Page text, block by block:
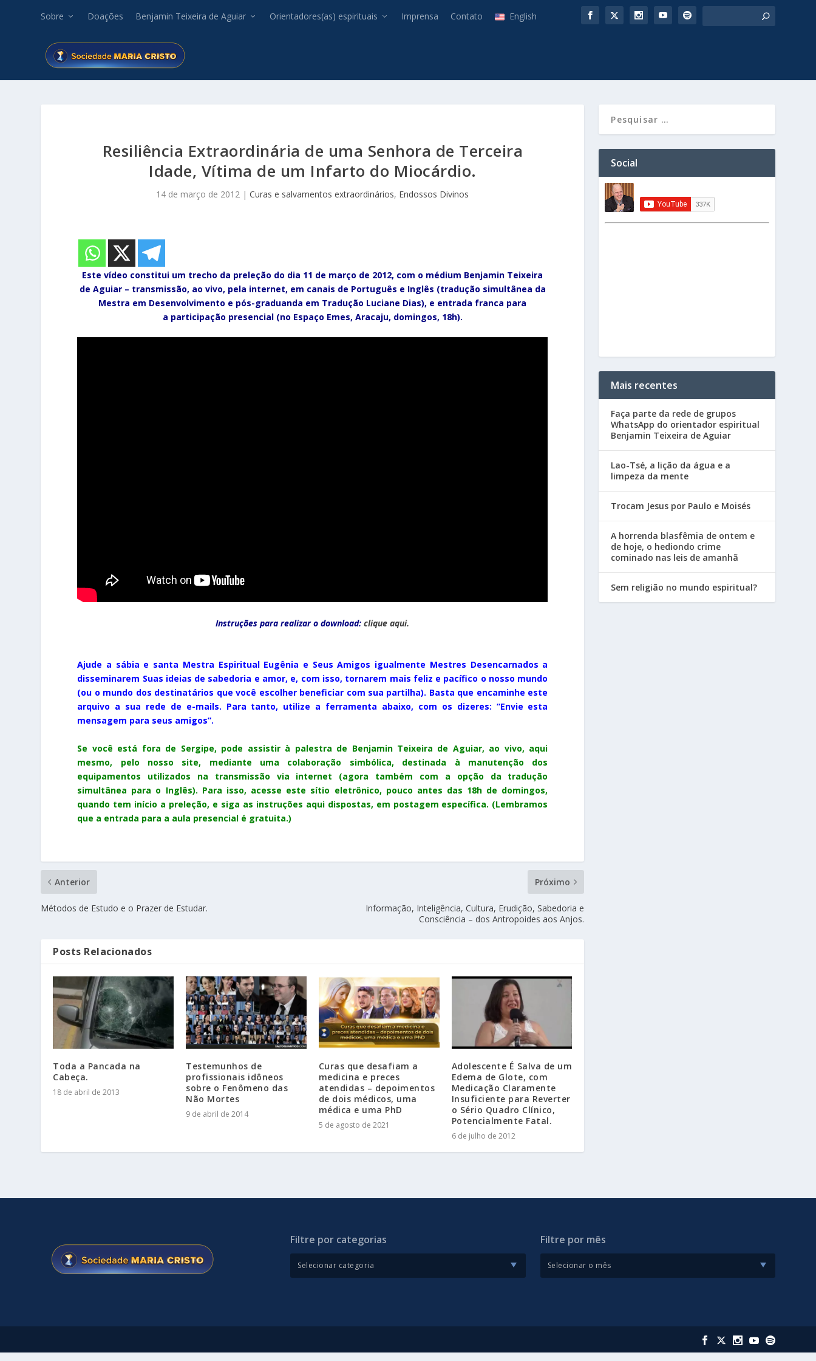
Sobre Doações Benjamin Teixeira de Aguiar Orientadores(as) espirituais Imprensa Contato English
Resiliência Extraordinária de uma Senhora de Terceira
Idade, Vítima de um Infarto do Miocárdio.
14 de março de 2012 |Curas e salvamentos extraordinários, Endossos Divinos
Este vídeo constitui um trecho da preleção do dia 11 de março de 2012, com o médium Benjamin Teixeira
de Aguiar – transmissão, ao vivo, pela internet, em canais de Português e Inglês (tradução simultânea da
Mestra em Desenvolvimento e pós-graduanda em Tradução Luciane Dias), e entrada franca para
a participação presencial (no Espaço Emes, Aracaju, domingos, 18h).
Instruções para realizar o download:clique aqui.
Ajude a sábia e santa Mestra Espiritual Eugênia e Seus Amigos igualmente Mestres Desencarnados a
disseminarem Suas ideias de sabedoria e amor, e, com isso, tornarem mais feliz e pacífico o nosso mundo
(ou o mundo dos destinatários que você escolher beneficiar com sua partilha). Basta que encaminhe este
arquivo a sua rede de e-mails. Para tanto, utilize a ferramenta abaixo, com os dizeres: “Envie esta
mensagem para seus amigos”.
Se você está fora de Sergipe, pode assistir à palestra de Benjamin Teixeira de Aguiar, ao vivo, aqui
mesmo, pelo nosso site, mediante uma colaboração simbólica, destinada à manutenção dos
equipamentos utilizados na transmissão via internet (agora também com a opção da tradução
simultânea para o Inglês). Para isso, acesse este sítio eletrônico, pouco antes das 18h de domingos,
quando tem início a preleção, e siga as instruções aqui dispostas, em postagem específica. (Lembramos
que a entrada para a aula presencial é gratuita.)
Anterior
Métodos de Estudo e o Prazer de Estudar.
Próximo
Informação, Inteligência, Cultura, Erudição, Sabedoria e
Consciência – dos Antropoides aos Anjos.
Posts Relacionados
Toda a Pancada na
Cabeça.
18 de abril de 2013
Testemunhos de
profissionais idôneos
sobre o Fenômeno das
Não Mortes
9 de abril de 2014
Curas que desafiam a
medicina e preces
atendidas – depoimentos
de dois médicos, uma
médica e uma PhD
5 de agosto de 2021
Adolescente É Salva de um
Edema de Glote, com
Medicação Claramente
Insuficiente para Reverter
o Sério Quadro Clínico,
Potencialmente Fatal.
6 de julho de 2012
Social
Mais recentes
Faça parte da rede de grupos
WhatsApp do orientador espiritual
Benjamin Teixeira de Aguiar
Lao-Tsé, a lição da água e a
limpeza da mente
Trocam Jesus por Paulo e Moisés
A horrenda blasfêmia de ontem e
de hoje, o hediondo crime
cominado nas leis de amanhã
Sem religião no mundo espiritual?
Filtre por categorias Filtre por mês